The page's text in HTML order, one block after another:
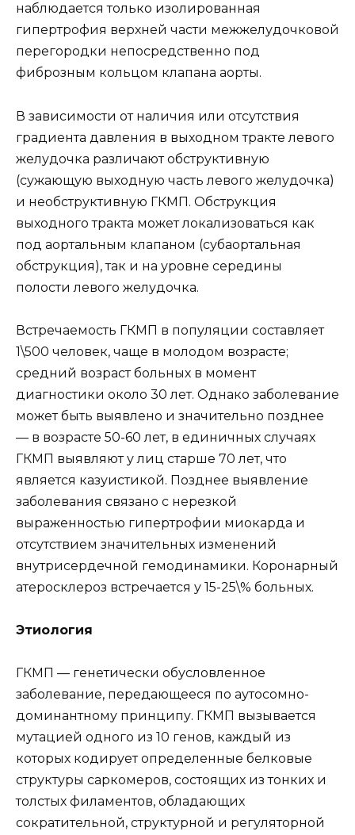
наблюдается только изолированная
гипертрофия верхней части межжелудочковой
перегородки непосредственно под
фиброзным кольцом клапана аорты.
В зависимости от наличия или отсутствия
градиента давления в выходном тракте левого
желудочка различают обструктивную
(сужающую выходную часть левого желудочка)
и необструктивную ГКМП. Обструкция
выходного тракта может локализоваться как
под аортальным клапаном (субаортальная
обструкция), так и на уровне середины
полости левого желудочка.
Встречаемость ГКМП в популяции составляет
1\500 человек, чаще в молодом возрасте;
средний возраст больных в момент
диагностики около 30 лет. Однако заболевание
может быть выявлено и значительно позднее
— в возрасте 50-60 лет, в единичных случаях
ГКМП выявляют у лиц старше 70 лет, что
является казуистикой. Позднее выявление
заболевания связано с нерезкой
выраженностью гипертрофии миокарда и
отсутствием значительных изменений
внутрисердечной гемодинамики. Коронарный
атеросклероз встречается у 15-25\% больных.
Этиология
ГКМП — генетически обусловленное
заболевание, передающееся по аутосомно-
доминантному принципу. ГКМП вызывается
мутацией одного из 10 генов, каждый из
которых кодирует определенные белковые
структуры саркомеров, состоящих из тонких и
толстых филаментов, обладающих
сократительной, структурной и регуляторной